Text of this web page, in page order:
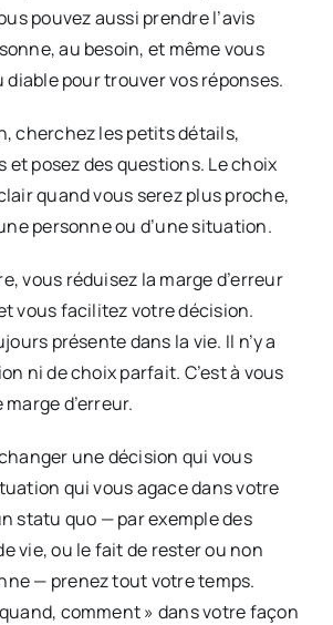
pouvez aussi prendre l’avis
au besoin, et même vous
diable pour trouver vos réponses.
cherchez les petits détails,
et posez des questions. Le choix
quand vous serez plus proche,
personne ou d’une situation.
vous réduisez la marge d’erreur
vous facilitez votre décision.
présente dans la vie. Il n’y a
ni de choix parfait. C’est à vous
d’erreur.
une décision qui vous
qui vous agace dans votre
statu quo — par exemple des
vie, ou le fait de rester ou non
— prenez tout votre temps.
comment » dans votre façon